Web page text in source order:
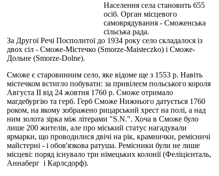
Населення села становить 655
осіб. Орган місцевого
самоврядування - Сможенська
сільська рада.
За Другої Речі Посполитої до 1934 року село складалося із
двох сіл - Сможе-Містечко (Smorze-Maisteczko) і Сможе-
Дольне (Smorze-Dolne).
Сможе є старовинним село, яке відоме ще з 1553 р. Навіть
містечком встигло побувати: за привілеєм польського короля
Августа ІІ від 24 жовтня 1760 р. Сможе отримало
магдебургію та герб. Герб Сможе Нижнього датується 1760
роком, на якому зображено рицарський хрест на полі, а над
ним золота зірка між літерами "S.N.". Хоча в Сможе було
лише 200 жителів, але про міський статус нагадували
ярмарки, що проводилися двічі на рік, крамнички, ремісничі
майстерні - і обов'язкова ратуша. Ремісники були не лише
місцеві: поряд існувало три німецьких колонії (Феліцієнталь,
Аннаберг і Карлсдорф).